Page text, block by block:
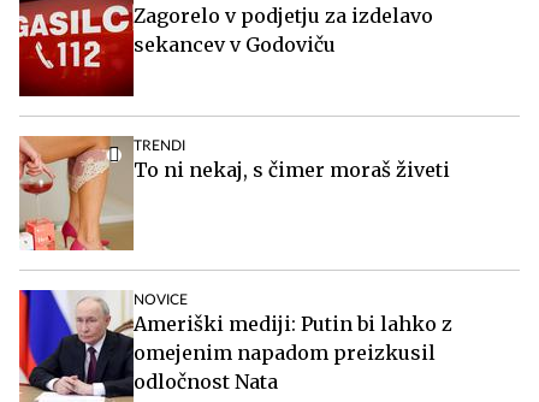
Zagorelo v podjetju za izdelavo
sekancev v Godoviču
TRENDI
To ni nekaj, s čimer moraš živeti
NOVICE
Ameriški mediji: Putin bi lahko z
omejenim napadom preizkusil
odločnost Nata